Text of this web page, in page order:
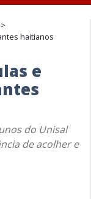
>
haitianos
e
do Unisal
de acolher e